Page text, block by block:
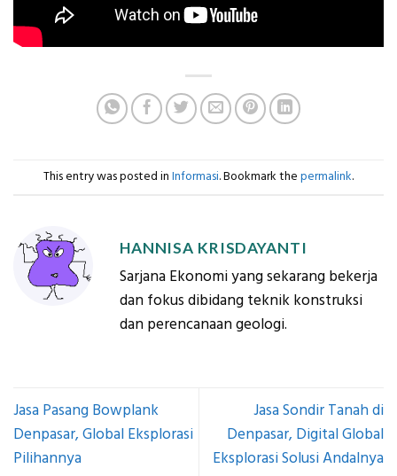
This entry was posted in Informasi. Bookmark the permalink.
HANNISA KRISDAYANTI
Sarjana Ekonomi yang sekarang bekerja
dan fokus dibidang teknik konstruksi
dan perencanaan geologi.
Jasa Pasang Bowplank
Denpasar, Global Eksplorasi
Pilihannya
Jasa Sondir Tanah di
Denpasar, Digital Global
Eksplorasi Solusi Andalnya